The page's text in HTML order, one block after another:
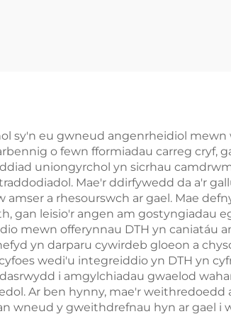
sy'n eu gwneud angenrheidiol
o fewn fformiadau carreg cryf,
uniongyrchol yn sicrhau
Mae'r ddirfywedd da a'r
a rhesourswch ar gael. Mae
gan leisio'r angen am gostyngiadau
mewn offerynnau DTH yn caniatáu
yn darparu cywirdeb gloeon a
wedi'u integreiddio yn DTH yn
i amgylchiadau gwaelod
Ar ben hynny, mae'r
wneud y gweithdrefnau hyn ar gael